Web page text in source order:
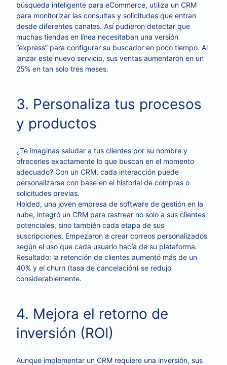
búsqueda inteligente para eCommerce, utiliza un CRM
para monitorizar las consultas y solicitudes que entran
desde diferentes canales. Así pudieron detectar que
muchas tiendas en línea necesitaban una versión
“express” para configurar su buscador en poco tiempo. Al
lanzar este nuevo servicio, sus ventas aumentaron en un
25% en tan solo tres meses.
3. Personaliza tus procesos
y productos
¿Te imaginas saludar a tus clientes por su nombre y
ofrecerles exactamente lo que buscan en el momento
adecuado? Con un CRM, cada interacción puede
personalizarse con base en el historial de compras o
solicitudes previas.
Holded, una joven empresa de software de gestión en la
nube, integró un CRM para rastrear no solo a sus clientes
potenciales, sino también cada etapa de sus
suscripciones. Empezaron a crear correos personalizados
según el uso que cada usuario hacía de su plataforma.
Resultado: la retención de clientes aumentó más de un
40% y el churn (tasa de cancelación) se redujo
considerablemente.
4. Mejora el retorno de
inversión (ROI)
Aunque implementar un CRM requiere una inversión, sus